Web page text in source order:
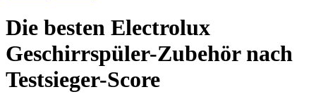
Die besten Electrolux
Geschirrspüler-Zubehör nach
Testsieger-Score